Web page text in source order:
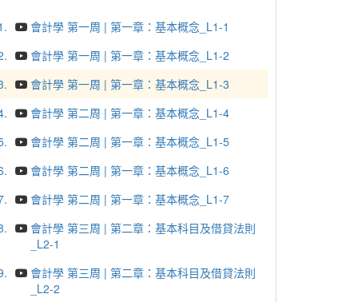
會計學 第一周 | 第一章：基本概念_L1-1
會計學 第一周 | 第一章：基本概念_L1-2
會計學 第一周 | 第一章：基本概念_L1-3
會計學 第二周 | 第一章：基本概念_L1-4
會計學 第二周 | 第一章：基本概念_L1-5
會計學 第二周 | 第一章：基本概念_L1-6
會計學 第二周 | 第一章：基本概念_L1-7
會計學 第三周 | 第二章：基本科目及借貸法則
_L2-1
會計學 第三周 | 第二章：基本科目及借貸法則
_L2-2